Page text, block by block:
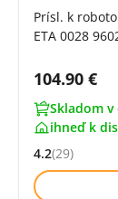
Prísl. k
ETA 0028
Cena s DPH:
104.90 €
Skladom v
ihneď k
Hodnocení:
4.2(29)